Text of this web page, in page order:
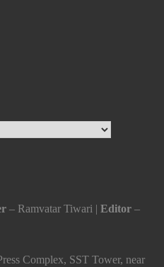
– Ramvatar Tiwari | Editor –
Complex, SST Tower, near